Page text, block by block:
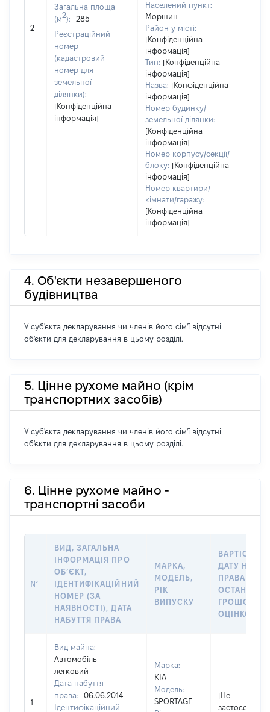
2
Загальна площа
(м2):
285
Реєстраційний
номер
(кадастровий
номер для
земельної
ділянки):
[Конфіденційна
інформація]
Населений пункт:
Моршин
Район у місті:
[Конфіденційна
інформація]
Тип: [Конфіденційна
інформація]
Назва: [Конфіденційна
інформація]
Номер будинку/
земельної ділянки:
[Конфіденційна
інформація]
Номер корпусу/секції/
блоку: [Конфіденційна
інформація]
Номер квартири/
кімнати/гаражу:
[Конфіденційна
інформація]
4. Об'єкти незавершеного
будівництва
У суб'єкта декларування чи членів його сім'ї відсутні
об'єкти для декларування в цьому розділі.
5. Цінне рухоме майно (крім
транспортних засобів)
У суб'єкта декларування чи членів його сім'ї відсутні
об'єкти для декларування в цьому розділі.
6. Цінне рухоме майно -
транспортні засоби
№
ВИД, ЗАГАЛЬНА
ІНФОРМАЦІЯ ПРО
ОБʼЄКТ,
ІДЕНТИФІКАЦІЙНИЙ
НОМЕР (ЗА
НАЯВНОСТІ), ДАТА
НАБУТТЯ ПРАВА
МАРКА,
МОДЕЛЬ,
РІК
ВИПУСКУ
ВАРТІСТЬ
ДАТУ
ПРАВА АБО
ГРОШОВОЮ
ОЦІНКОЮ,
1
Вид майна:
Автомобіль
легковий
Дата набуття
права:
06.06.2014
Ідентифікаційний
Марка:
KIA
Модель:
SPORTAGE
[Не